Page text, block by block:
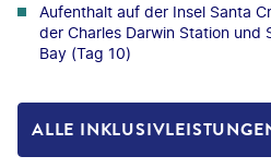
Aufenthalt auf der Insel Santa
der Charles Darwin Station und
Bay (Tag 10)
ALLE